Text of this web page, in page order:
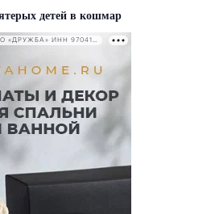
детей в кошмар
РЕКЛАМА • ООО «ДРУЖБА» ИНН 9704146411